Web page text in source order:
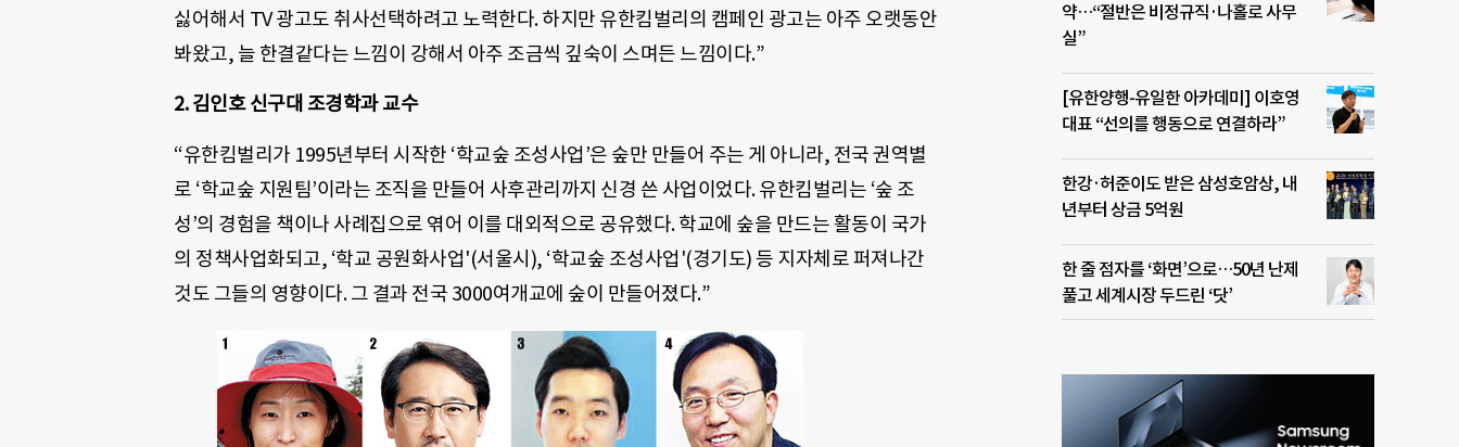
싫어해서 TV 광고도 취사선택하려고 노력한다. 하지만 유한킴벌리의 캠페인 광고는 아주 오랫동안
봐왔고, 늘 한결같다는 느낌이 강해서 아주 조금씩 깊숙이 스며든 느낌이다.”
2. 김인호 신구대 조경학과 교수
“유한킴벌리가 1995년부터 시작한 ‘학교숲 조성사업’은 숲만 만들어 주는 게 아니라, 전국 권역별
로 ‘학교숲 지원팀’이라는 조직을 만들어 사후관리까지 신경 쓴 사업이었다. 유한킴벌리는 ‘숲 조
성’의 경험을 책이나 사례집으로 엮어 이를 대외적으로 공유했다. 학교에 숲을 만드는 활동이 국가
의 정책사업화되고, ‘학교 공원화사업'(서울시), ‘학교숲 조성사업'(경기도) 등 지자체로 퍼져나간
것도 그들의 영향이다. 그 결과 전국 3000여개교에 숲이 만들어졌다.”
약…“절반은 비정규직·나홀로 사무
실”
[유한양행-유일한 아카데미] 이호영
대표 “선의를 행동으로 연결하라”
한강·허준이도 받은 삼성호암상, 내
년부터 상금 5억원
한 줄 점자를 ‘화면’으로…50년 난제
풀고 세계시장 두드린 ‘닷’